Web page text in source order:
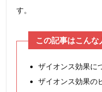
す。
この記事はこんな
ザイオンス効果に
ザイオンス効果の